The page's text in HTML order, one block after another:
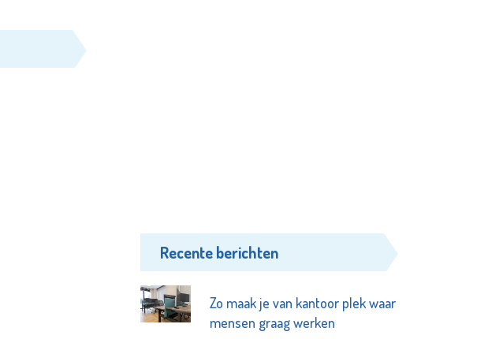
Recente berichten
Zo maak je van kantoor plek waar
mensen graag werken